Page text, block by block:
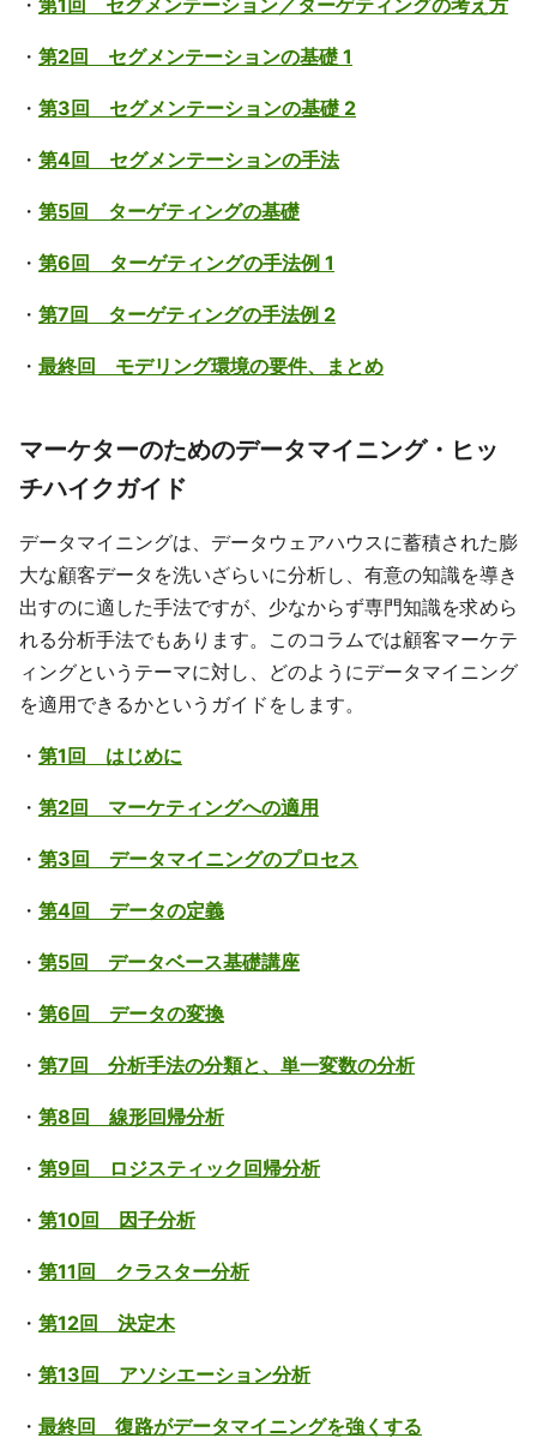
・ 第1回 セグメンテーション／ターゲティングの考え方
・ 第2回 セグメンテーションの基礎 1
・ 第3回 セグメンテーションの基礎 2
・ 第4回 セグメンテーションの手法
・ 第5回 ターゲティングの基礎
・ 第6回 ターゲティングの手法例 1
・ 第7回 ターゲティングの手法例 2
・ 最終回 モデリング環境の要件、まとめ
マーケターのためのデータマイニング・ヒッ
チハイクガイド
データマイニングは、データウェアハウスに蓄積された膨
大な顧客データを洗いざらいに分析し、有意の知識を導き
出すのに適した手法ですが、少なからず専門知識を求めら
れる分析手法でもあります。このコラムでは顧客マーケテ
ィングというテーマに対し、どのようにデータマイニング
を適用できるかというガイドをします。
・ 第1回 はじめに
・ 第2回 マーケティングへの適用
・ 第3回 データマイニングのプロセス
・ 第4回 データの定義
・ 第5回 データベース基礎講座
・ 第6回 データの変換
・ 第7回 分析手法の分類と、単一変数の分析
・ 第8回 線形回帰分析
・ 第9回 ロジスティック回帰分析
・ 第10回 因子分析
・ 第11回 クラスター分析
・ 第12回 決定木
・ 第13回 アソシエーション分析
・ 最終回 復路がデータマイニングを強くする